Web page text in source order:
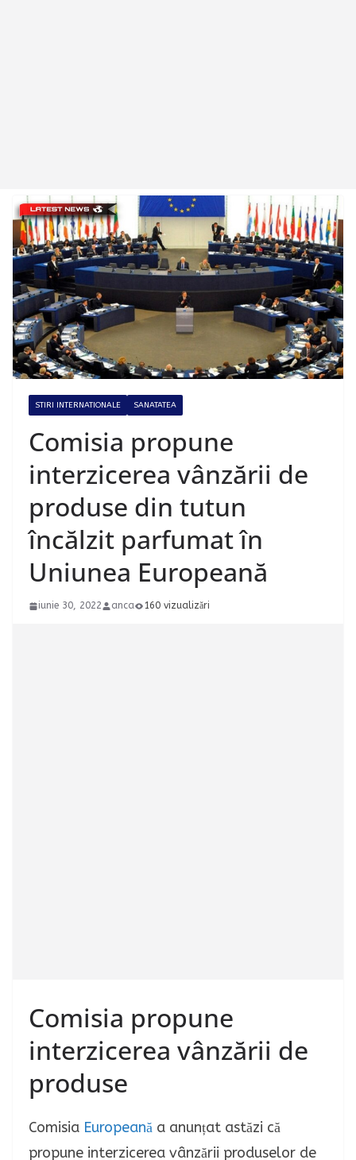
STIRI INTERNATIONALE SANATATEA
Comisia propune
interzicerea vânzării de
produse din tutun
încălzit parfumat în
Uniunea Europeană
iunie 30, 2022 anca 160 vizualizări
Comisia propune
interzicerea vânzării de
produse
Comisia Europeană a anunțat astăzi că
propune interzicerea vânzării produselor de